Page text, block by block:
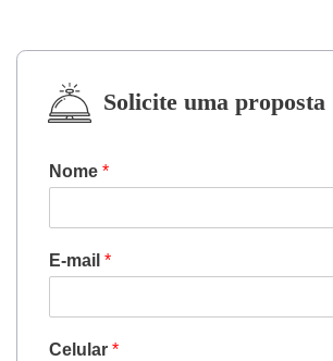
Solicite uma proposta
Nome *
E-mail *
Celular *